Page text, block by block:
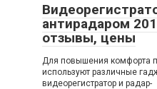
антирадаром
отзывы, цены
Для повышения комфорта
используют различные
видеорегистратор и радар-